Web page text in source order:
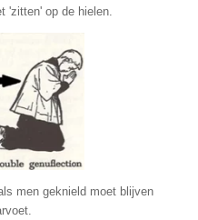
'zitten' op de hielen.
men geknield moet blijven